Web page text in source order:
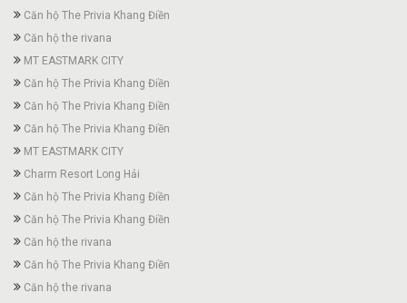
Căn hộ The Privia Khang Điền
Căn hộ the rivana
MT EASTMARK CITY
Căn hộ The Privia Khang Điền
Căn hộ The Privia Khang Điền
Căn hộ The Privia Khang Điền
MT EASTMARK CITY
Charm Resort Long Hải
Căn hộ The Privia Khang Điền
Căn hộ The Privia Khang Điền
Căn hộ the rivana
Căn hộ The Privia Khang Điền
Căn hộ the rivana